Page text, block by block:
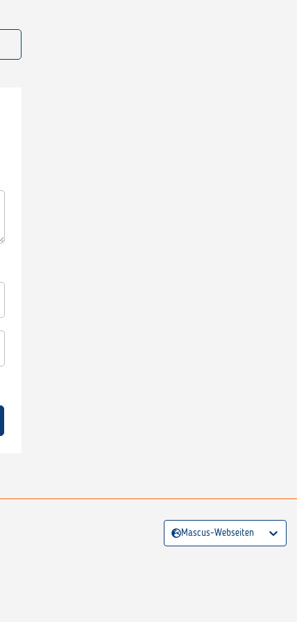
Mascus-Webseiten